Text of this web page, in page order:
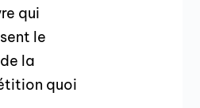
qui
le
la
quoi